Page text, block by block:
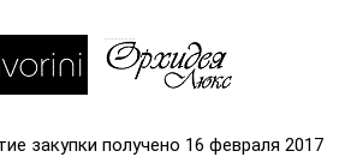
закупки получено 16 февраля 2017